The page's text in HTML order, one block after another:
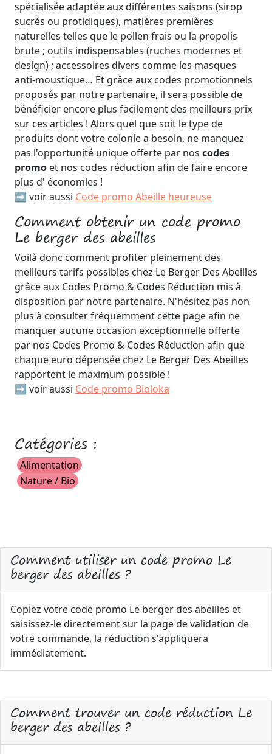
spécialisée adaptée aux différentes saisons (sirop
sucrés ou protidiques), matières premières
naturelles telles que le pollen frais ou la propolis
brute ; outils indispensables (ruches modernes et
design) ; accessoires divers comme les masques
anti-moustique… Et grâce aux codes promotionnels
proposés par notre partenaire, il sera possible de
bénéficier encore plus facilement des meilleurs prix
sur ces articles ! Alors quel que soit le type de
produits dont votre colonie a besoin, ne manquez
pas l'opportunité unique offerte par nos codes
promo et nos codes réduction afin de faire encore
plus d' économies !
➡️ voir aussi Code promo Abeille heureuse
Comment obtenir un code promo
Le berger des abeilles
Voilà donc comment profiter pleinement des
meilleurs tarifs possibles chez Le Berger Des Abeilles
grâce aux Codes Promo & Codes Réduction mis à
disposition par notre partenaire. N'hésitez pas non
plus à consulter fréquemment cette page afin ne
manquer aucune occasion exceptionnelle offerte
par nos Codes Promo & Codes Réduction afin que
chaque euro dépensée chez Le Berger Des Abeilles
rapportent le maximum possible !
➡️ voir aussi Code promo Bioloka
Catégories :
Alimentation
Nature / Bio
Comment utiliser un code promo Le
berger des abeilles ?
Copiez votre code promo Le berger des abeilles et
saisissez-le directement sur la page de validation de
votre commande, la réduction s'appliquera
immédiatement.
Comment trouver un code réduction Le
berger des abeilles ?